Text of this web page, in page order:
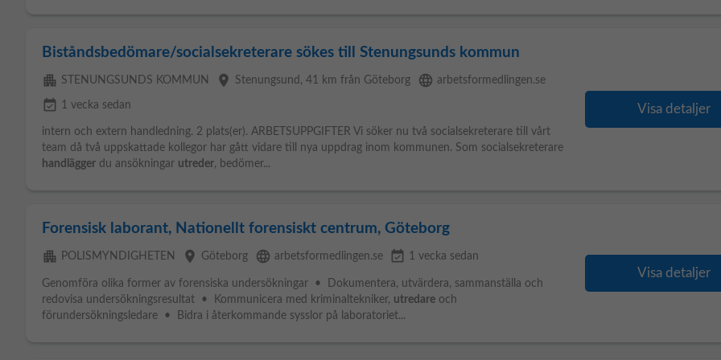
Biståndsbedömare/socialsekreterare sökes till Stenungsunds kommun
apartment STENUNGSUNDS KOMMUN place Stenungsund , 41 km från Göteborg language arbetsformedlingen.se
event_available 1 vecka sedan
intern och extern handledning. 2 plats(er). ARBETSUPPGIFTER Vi söker nu två socialsekreterare till vårt
team då två uppskattade kollegor har gått vidare till nya uppdrag inom kommunen. Som socialsekreterare
handlägger du ansökningar utreder, bedömer...
Visa detaljer
Forensisk laborant, Nationellt forensiskt centrum, Göteborg
apartment POLISMYNDIGHETEN place Göteborg language arbetsformedlingen.se event_available 1 vecka sedan
Genomföra olika former av forensiska undersökningar • Dokumentera, utvärdera, sammanställa och
redovisa undersökningsresultat • Kommunicera med kriminaltekniker, utredare och
förundersökningsledare • Bidra i återkommande sysslor på laboratoriet...
Visa detaljer